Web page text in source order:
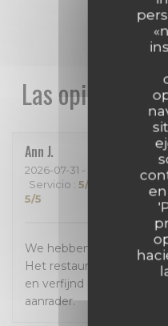
Las opiniones
Ann J
2026-07-31 - 18:30 -
Servicio : 5/5 Ambiente: 5
5/5
We hebben enorm
Het restaurant is
en verfijnd en de
aanrader.